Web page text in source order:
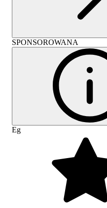
SPONSOROWANA
Eg